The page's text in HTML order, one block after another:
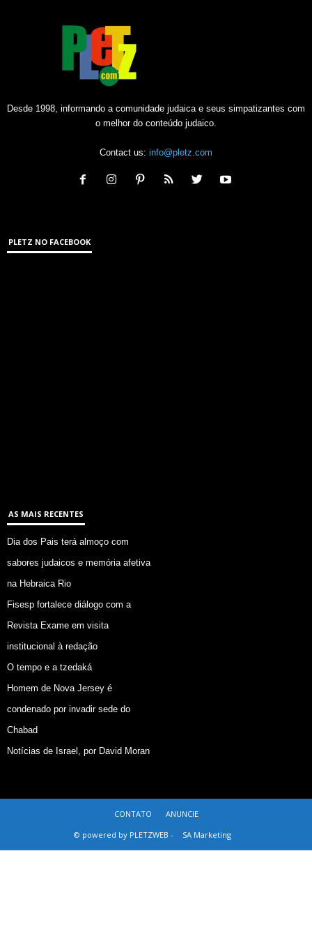
Desde 1998, informando a comunidade judaica e seus simpatizantes com
o melhor do conteúdo judaico.
Contact us: info@pletz.com
PLETZ NO FACEBOOK
AS MAIS RECENTES
Dia dos Pais terá almoço com
sabores judaicos e memória afetiva
na Hebraica Rio
Fisesp fortalece diálogo com a
Revista Exame em visita
institucional à redação
O tempo e a tzedaká
Homem de Nova Jersey é
condenado por invadir sede do
Chabad
Notícias de Israel, por David Moran
CONTATO
ANUNCIE
© powered by PLETZWEB -
SA Marketing